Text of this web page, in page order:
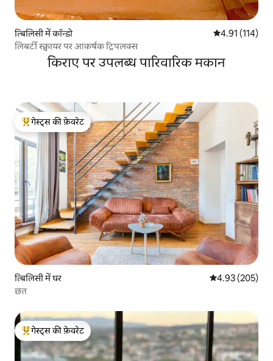
त्बिलिसी में कॉन्डो औसत रेटिंग 5 में से
4.91 (114)
लिबर्टी स्क्वायर पर आकर्षक ट्रिपलक्स
किराए पर उपलब्ध पारिवारिक मकान
गेस्ट्स का टॉप फ़ेवरेट
गेस्ट्स की फ़ेवरेट
त्बिलिसी में घर औसत रेटिंग 5 में से
4.93 (205)
छत
गेस्ट्स का टॉप फ़ेवरेट
गेस्ट्स की फ़ेवरेट